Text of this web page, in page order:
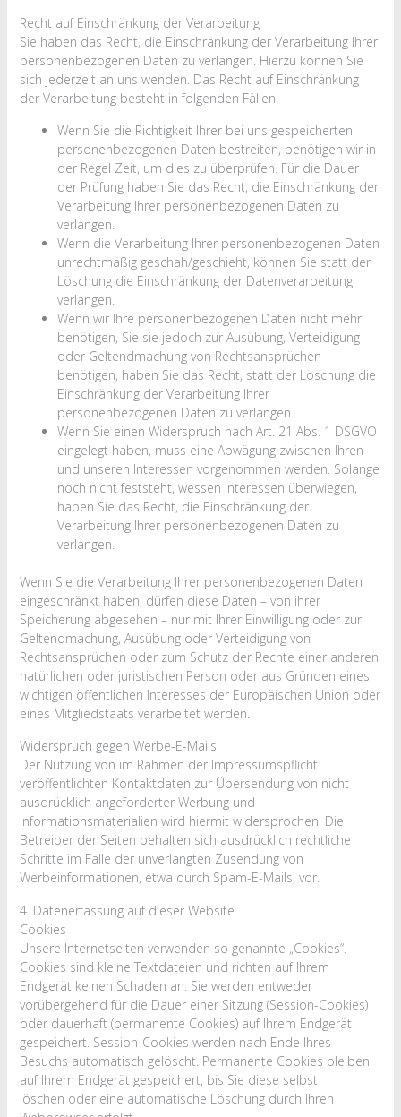
Recht auf Einschränkung der Verarbeitung
Sie haben das Recht, die Einschränkung der Verarbeitung Ihrer
personenbezogenen Daten zu verlangen. Hierzu können Sie
sich jederzeit an uns wenden. Das Recht auf Einschränkung
der Verarbeitung besteht in folgenden Fällen:
Wenn Sie die Richtigkeit Ihrer bei uns gespeicherten
personenbezogenen Daten bestreiten, benötigen wir in
der Regel Zeit, um dies zu überprüfen. Für die Dauer
der Prüfung haben Sie das Recht, die Einschränkung der
Verarbeitung Ihrer personenbezogenen Daten zu
verlangen.
Wenn die Verarbeitung Ihrer personenbezogenen Daten
unrechtmäßig geschah/geschieht, können Sie statt der
Löschung die Einschränkung der Datenverarbeitung
verlangen.
Wenn wir Ihre personenbezogenen Daten nicht mehr
benötigen, Sie sie jedoch zur Ausübung, Verteidigung
oder Geltendmachung von Rechtsansprüchen
benötigen, haben Sie das Recht, statt der Löschung die
Einschränkung der Verarbeitung Ihrer
personenbezogenen Daten zu verlangen.
Wenn Sie einen Widerspruch nach Art. 21 Abs. 1 DSGVO
eingelegt haben, muss eine Abwägung zwischen Ihren
und unseren Interessen vorgenommen werden. Solange
noch nicht feststeht, wessen Interessen überwiegen,
haben Sie das Recht, die Einschränkung der
Verarbeitung Ihrer personenbezogenen Daten zu
verlangen.
Wenn Sie die Verarbeitung Ihrer personenbezogenen Daten
eingeschränkt haben, dürfen diese Daten – von ihrer
Speicherung abgesehen – nur mit Ihrer Einwilligung oder zur
Geltendmachung, Ausübung oder Verteidigung von
Rechtsansprüchen oder zum Schutz der Rechte einer anderen
natürlichen oder juristischen Person oder aus Gründen eines
wichtigen öffentlichen Interesses der Europäischen Union oder
eines Mitgliedstaats verarbeitet werden.
Widerspruch gegen Werbe-E-Mails
Der Nutzung von im Rahmen der Impressumspflicht
veröffentlichten Kontaktdaten zur Übersendung von nicht
ausdrücklich angeforderter Werbung und
Informationsmaterialien wird hiermit widersprochen. Die
Betreiber der Seiten behalten sich ausdrücklich rechtliche
Schritte im Falle der unverlangten Zusendung von
Werbeinformationen, etwa durch Spam-E-Mails, vor.
4. Datenerfassung auf dieser Website
Cookies
Unsere Internetseiten verwenden so genannte „Cookies“.
Cookies sind kleine Textdateien und richten auf Ihrem
Endgerät keinen Schaden an. Sie werden entweder
vorübergehend für die Dauer einer Sitzung (Session-Cookies)
oder dauerhaft (permanente Cookies) auf Ihrem Endgerät
gespeichert. Session-Cookies werden nach Ende Ihres
Besuchs automatisch gelöscht. Permanente Cookies bleiben
auf Ihrem Endgerät gespeichert, bis Sie diese selbst
löschen oder eine automatische Löschung durch Ihren